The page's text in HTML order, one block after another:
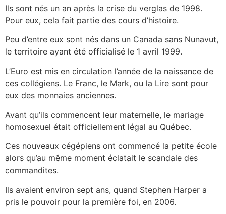
Ils sont nés un an après la crise du verglas de 1998.
Pour eux, cela fait partie des cours d’histoire.
Peu d’entre eux sont nés dans un Canada sans Nunavut,
le territoire ayant été officialisé le 1 avril 1999.
L’Euro est mis en circulation l’année de la naissance de
ces collégiens. Le Franc, le Mark, ou la Lire sont pour
eux des monnaies anciennes.
Avant qu’ils commencent leur maternelle, le mariage
homosexuel était officiellement légal au Québec.
Ces nouveaux cégépiens ont commencé la petite école
alors qu’au même moment éclatait le scandale des
commandites.
Ils avaient environ sept ans, quand Stephen Harper a
pris le pouvoir pour la première foi, en 2006.